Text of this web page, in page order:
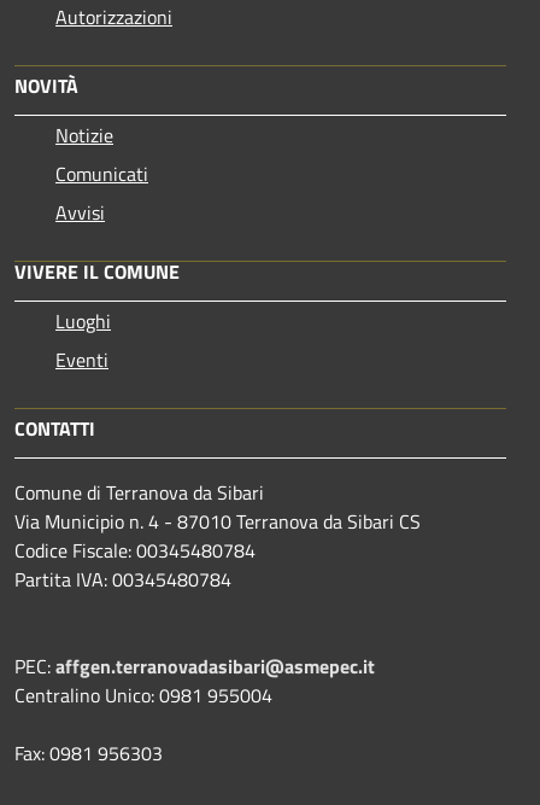
Autorizzazioni
NOVITÀ
Notizie
Comunicati
Avvisi
VIVERE IL COMUNE
Luoghi
Eventi
CONTATTI
Comune di Terranova da Sibari
Via Municipio n. 4 - 87010 Terranova da Sibari CS
Codice Fiscale: 00345480784
Partita IVA: 00345480784
PEC:affgen.terranovadasibari@asmepec.it
Centralino Unico: 0981 955004
Fax: 0981 956303